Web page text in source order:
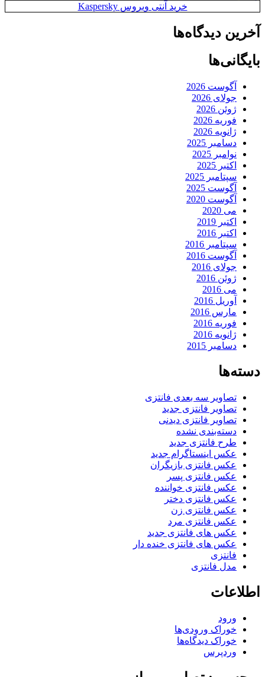
خرید آنتی ویروس Kaspersky
آخرین دیدگاه‌ها
بایگانی‌ها
آگوست 2026
جولای 2026
ژوئن 2026
فوریه 2026
ژانویه 2026
دسامبر 2025
نوامبر 2025
اکتبر 2025
سپتامبر 2025
آگوست 2025
آگوست 2020
می 2020
اکتبر 2019
اکتبر 2016
سپتامبر 2016
آگوست 2016
جولای 2016
ژوئن 2016
می 2016
آوریل 2016
مارس 2016
فوریه 2016
ژانویه 2016
دسامبر 2015
دسته‌ها
تصاویر سه بعدی فانتزی
تصاویر فانتزی جدید
تصاویر فانتزی دیدنی
دسته‌بندی نشده
طرح فانتزی جدید
عکس اینستاگرام جدید
عکس فانتزی بازیگران
عکس فانتزی پسر
عکس فانتزی خواننده
عکس فانتزی دختر
عکس فانتزی زن
عکس فانتزی مرد
عکس های فانتزی جدید
عکس های فانتزی خنده دار
فانتزی
مدل فانتزی
اطلاعات
ورود
خوراک ورودی‌ها
خوراک دیدگاه‌ها
وردپرس